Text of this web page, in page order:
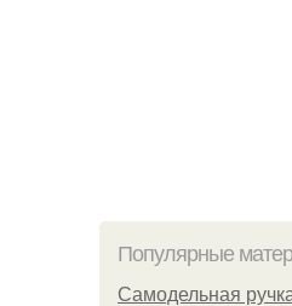
Популярные
Самодельная